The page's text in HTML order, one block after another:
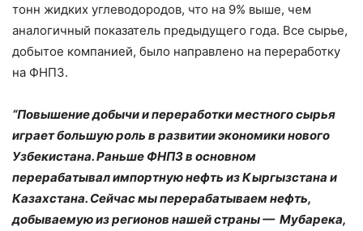
тонн жидких углеводородов, что на 9% выше, чем
аналогичный показатель предыдущего года. Все сырье,
добытое компанией, было направлено на переработку
на ФНПЗ.
“Повышение добычи и переработки местного сырья
играет большую роль в развитии экономики нового
Узбекистана. Раньше ФНПЗ в основном
перерабатывал импортную нефть из Кыргызстана и
Казахстана. Сейчас мы перерабатываем нефть,
добываемую из регионов нашей страны — Мубарека,